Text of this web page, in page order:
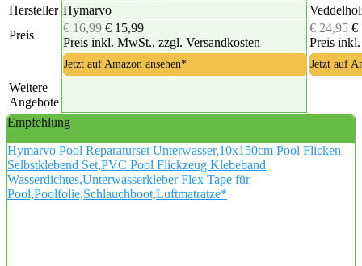
Hersteller Hymarvo
Preis
€ 16,99 € 15,99
Preis inkl. MwSt., zzgl. Versandkosten
€ 24,95 €
Preis
Jetzt auf Amazon ansehen* Jetzt auf
Weitere
Angebote
Empfehlung
Hymarvo Pool Reparaturset Unterwasser,10x150cm Pool Flicken
Selbstklebend Set,PVC Pool Flickzeug Klebeband
Wasserdichtes,Unterwasserkleber Flex Tape für
Pool,Poolfolie,Schlauchboot,Luftmatratze*